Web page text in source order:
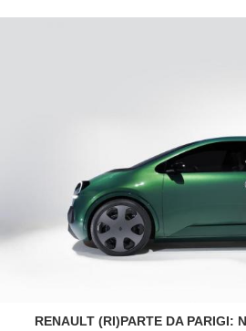
RENAULT (RI)PARTE DA PARIGI: